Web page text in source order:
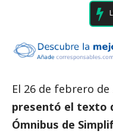
El 26 de febrero de
presentó el texto
Ómnibus de